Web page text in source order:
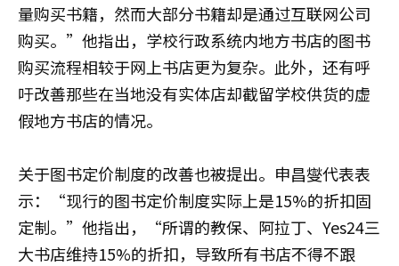
量购买书籍，然而大部分书籍却是通过互联网公司
购买。”他指出，学校行政系统内地方书店的图书
购买流程相较于网上书店更为复杂。此外，还有呼
吁改善那些在当地没有实体店却截留学校供货的虚
假地方书店的情况。
关于图书定价制度的改善也被提出。申昌燮代表表
示：“现行的图书定价制度实际上是15%的折扣固
定制。”他指出，“所谓的教保、阿拉丁、Yes24三
大书店维持15%的折扣，导致所有书店不得不跟